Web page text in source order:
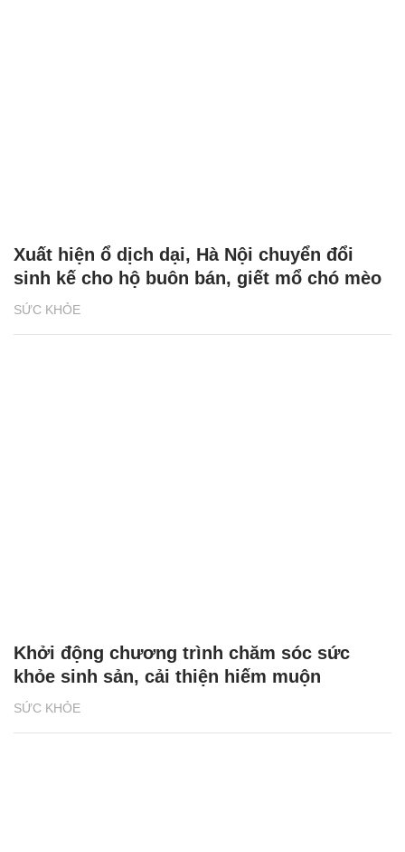
SỨC KHỎE
Xuất hiện ổ dịch dại, Hà Nội chuyển đổi
sinh kế cho hộ buôn bán, giết mổ chó mèo
SỨC KHỎE
Khởi động chương trình chăm sóc sức
khỏe sinh sản, cải thiện hiếm muộn